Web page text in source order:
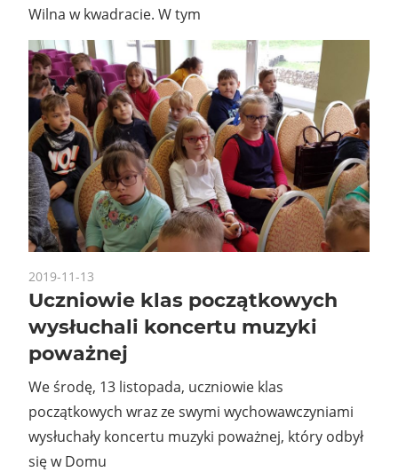
Wilna w kwadracie. W tym
2019-11-13
Uczniowie klas początkowych
wysłuchali koncertu muzyki
poważnej
We środę, 13 listopada, uczniowie klas
początkowych wraz ze swymi wychowawczyniami
wysłuchały koncertu muzyki poważnej, który odbył
się w Domu